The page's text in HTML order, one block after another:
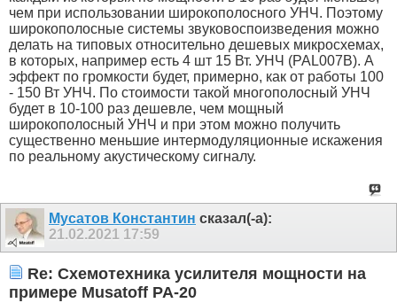
чем при использовании широкополосного УНЧ. Поэтому
широкополосные системы звуковоспоизведения можно
делать на типовых относительно дешевых микросхемах,
в которых, например есть 4 шт 15 Вт. УНЧ (PAL007B). А
эффект по громкости будет, примерно, как от работы 100
- 150 Вт УНЧ. По стоимости такой многополосный УНЧ
будет в 10-100 раз дешевле, чем мощный
широкополосный УНЧ и при этом можно получить
существенно меньшие интермодуляционные искажения
по реальному акустическому сигналу.
Мусатов Константин сказал(-а):
21.02.2021 17:59
Re: Схемотехника усилителя мощности на
примере Musatoff PA-20